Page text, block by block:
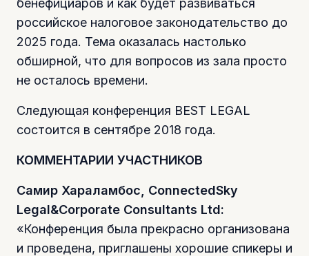
бенефициаров и как будет развиваться
российское налоговое законодательство до
2025 года. Тема оказалась настолько
обширной, что для вопросов из зала просто
не осталось времени.
Следующая конференция BEST LEGAL
состоится в сентябре 2018 года.
КОММЕНТАРИИ УЧАСТНИКОВ
Самир Хараламбос, ConnectedSky
Legal&Corporate Consultants Ltd:
«Конференция была прекрасно организована
и проведена, приглашены хорошие спикеры и